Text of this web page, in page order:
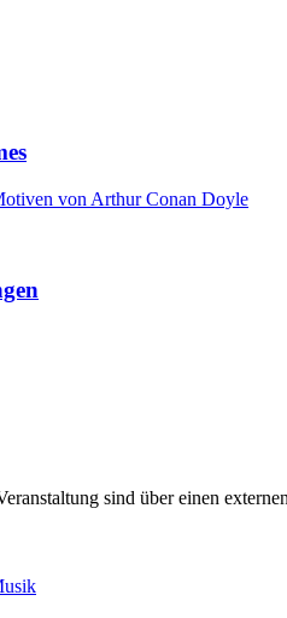
von Arthur Conan Doyle
sind über einen